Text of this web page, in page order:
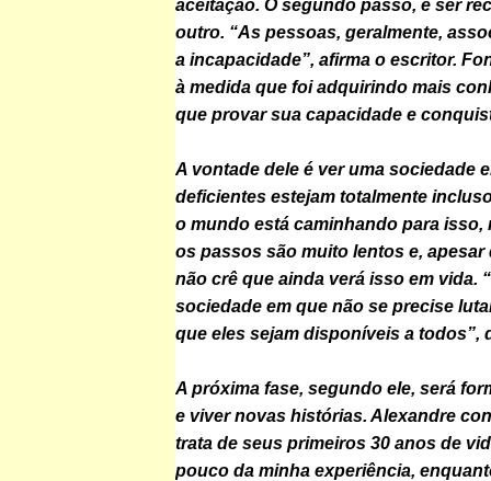
aceitação. O segundo passo, é ser
outro. “As pessoas, geralmente,
a incapacidade”, afirma o escritor.
à medida que foi adquirindo mais
que provar sua capacidade e
A vontade dele é ver uma sociedade
deficientes estejam totalmente
o mundo está caminhando para isso,
os passos são muito lentos e,
não crê que ainda verá isso em vida.
sociedade em que não se precise
que eles sejam disponíveis a todos”,
A próxima fase, segundo ele, será
e viver novas histórias. Alexandre
trata de seus primeiros 30 anos de
pouco da minha experiência,